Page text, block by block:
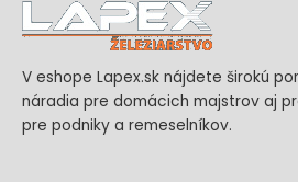
V eshope Lapex.sk nájdete širokú
náradia pre domácich majstrov aj
pre podniky a remeselníkov.